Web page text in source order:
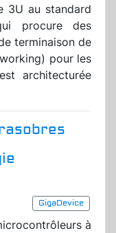
3U au standard
procure des
terminaison de
pour les
architecturée
GigaDevice
à